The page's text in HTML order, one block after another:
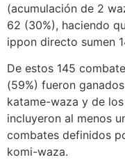
(acumulación de 2
62 (30%), haciendo
ippon directo sumen
De estos 145
(59%) fueron
katame-waza y de
incluyeron al menos
combates definidos
komi-waza.